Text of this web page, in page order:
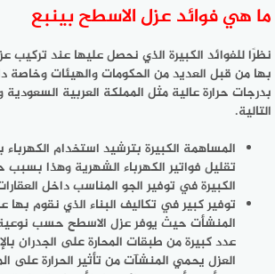
ما هي فوائد عزل الاسطح بينبع
نظرًا للفوائد الكبيرة الذي نحصل عليها عند
بها من قبل العديد من الحكومات والهيئات وخاصة
بدرجات حرارة عالية مثل المملكة العربية السعودية
التالية.
المساهمة الكبيرة بترشيد استخدام الكهرباء
تقليل فواتير الكهرباء الشهرية وهذا
الكبيرة في توفير الجو المناسب داخل
توفير كبير في تكاليف البناء الذي نقوم
المنشأت حيث يوفر عزل الاسطح حسب نوعية
عدد كبيرة من طبقات المحارة على الجدران
العزل يحمي المنشآت من تأثير الحرارة على